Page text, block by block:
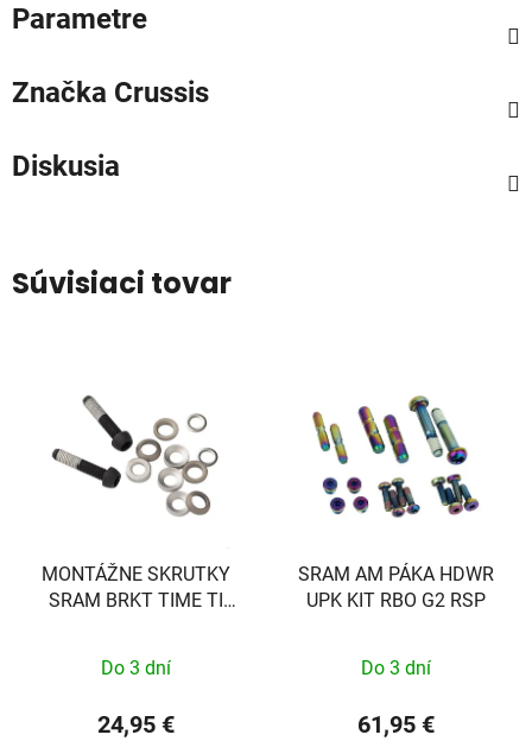
Parametre
Značka Crussis
Diskusia
Súvisiaci tovar
MONTÁŽNE SKRUTKY
SRAM BRKT TIME TI
Do 3 dní
24,95 €
SRAM AM PÁKA HDWR
UPK KIT RBO G2 RSP
Do 3 dní
61,95 €